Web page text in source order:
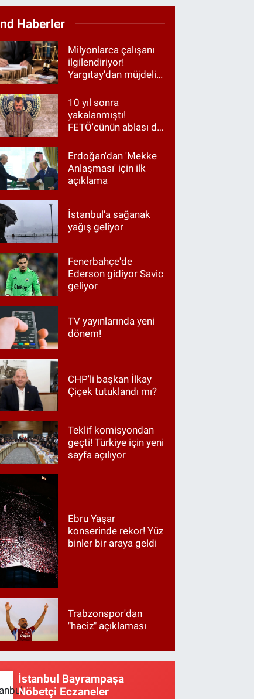
Haberler
Milyonlarca çalışanı
ilgilendiriyor!
Yargıtay'dan müjdeli
10 yıl sonra
yakalanmıştı!
FETÖ'cünün ablası da
Erdoğan'dan 'Mekke
Anlaşması' için ilk
açıklama
İstanbul'a sağanak
yağış geliyor
Fenerbahçe'de
Ederson gidiyor Savic
geliyor
TV yayınlarında yeni
dönem!
CHP'li başkan İlkay
Çiçek tutuklandı mı?
Teklif komisyondan
geçti! Türkiye için yeni
sayfa açılıyor
Ebru Yaşar
konserinde rekor! Yüz
binler bir araya geldi
Trabzonspor'dan
"haciz" açıklaması
İstanbul Bayrampaşa
Nöbetçi Eczaneler